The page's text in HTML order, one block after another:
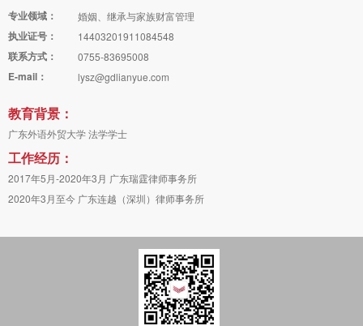
专业领域： 婚姻、继承与家族财富管理
执业证号： 14403201911084548
联系方式： 0755-83695008
E-mail： lysz@gdlianyue.com
教育背景：
广东外语外贸大学 法学学士
工作经历：
2017年5月-2020年3月 广东瑞霆律师事务所
2020年3月至今 广东连越（深圳）律师事务所